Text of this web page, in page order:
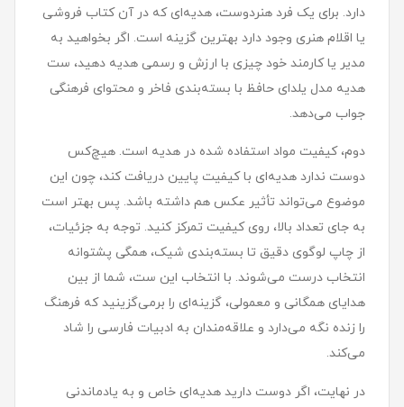
دارد. برای یک فرد هنردوست، هدیه‌ای که در آن کتاب فروشی
یا اقلام هنری وجود دارد بهترین گزینه است. اگر بخواهید به
مدیر یا کارمند خود چیزی با ارزش و رسمی هدیه دهید، ست
هدیه مدل یلدای حافظ با بسته‌بندی فاخر و محتوای فرهنگی
جواب می‌دهد.
دوم، کیفیت مواد استفاده شده در هدیه است. هیچ‌کس
دوست ندارد هدیه‌ای با کیفیت پایین دریافت کند، چون این
موضوع می‌تواند تأثیر عکس هم داشته باشد. پس بهتر است
به جای تعداد بالا، روی کیفیت تمرکز کنید. توجه به جزئیات،
از چاپ لوگوی دقیق تا بسته‌بندی شیک، همگی پشتوانه
انتخاب درست می‌شوند. با انتخاب این ست، شما از بین
هدایای همگانی و معمولی، گزینه‌ای را برمی‌گزینید که فرهنگ
را زنده نگه می‌دارد و علاقه‌مندان به ادبیات فارسی را شاد
می‌کند.
در نهایت، اگر دوست دارید هدیه‌ای خاص و به یادماندنی